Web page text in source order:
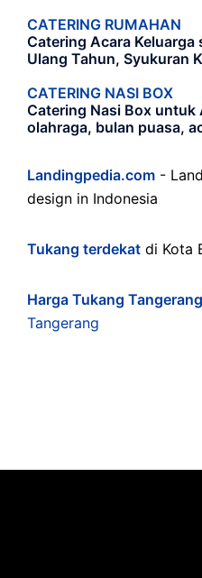
CATERING RUMAHAN
Catering Acara
Ulang Tahun, Syukuran
CATERING NASI BOX
Catering Nasi Box untuk
olahraga, bulan puasa,
Landingpedia.com -
design in Indonesia
Tukang terdekat di Kota
Harga Tukang Tangerang
Tangerang